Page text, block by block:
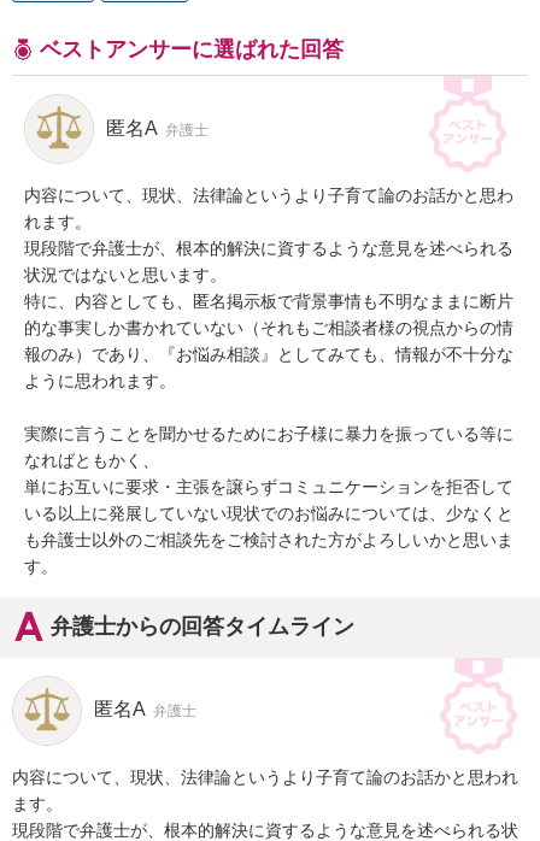
ベストアンサーに選ばれた回答
匿名A 弁護士
内容について、現状、法律論というより子育て論のお話かと思わ
れます。
現段階で弁護士が、根本的解決に資するような意見を述べられる
状況ではないと思います。
特に、内容としても、匿名掲示板で背景事情も不明なままに断片
的な事実しか書かれていない（それもご相談者様の視点からの情
報のみ）であり、『お悩み相談』としてみても、情報が不十分な
ように思われます。
実際に言うことを聞かせるためにお子様に暴力を振っている等に
なればともかく、
単にお互いに要求・主張を譲らずコミュニケーションを拒否して
いる以上に発展していない現状でのお悩みについては、少なくと
も弁護士以外のご相談先をご検討された方がよろしいかと思いま
す。
弁護士からの回答タイムライン
匿名A 弁護士
内容について、現状、法律論というより子育て論のお話かと思われ
ます。
現段階で弁護士が、根本的解決に資するような意見を述べられる状